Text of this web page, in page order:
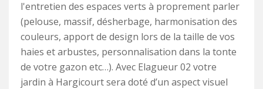
l'entretien des espaces verts à proprement parler
(pelouse, massif, désherbage, harmonisation des
couleurs, apport de design lors de la taille de vos
haies et arbustes, personnalisation dans la tonte
de votre gazon etc…). Avec Elagueur 02 votre
jardin à Hargicourt sera doté d’un aspect visuel